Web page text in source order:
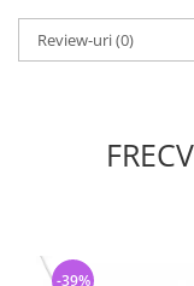
Review-uri(0)
-39%